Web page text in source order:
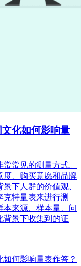
化如何影响量
常见的测量方式。
度、购买意愿和品牌
下人群的价值观、
特量表来进行测
来源、样本量、问
背景下收集到的证